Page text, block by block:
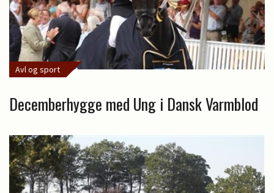
Avl og sport
Decemberhygge med Ung i Dansk Varmblod